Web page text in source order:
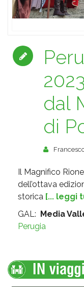
dal
di
Il Magnifico
dell’ottava
storica [... leggi
GAL: Media
Perugia